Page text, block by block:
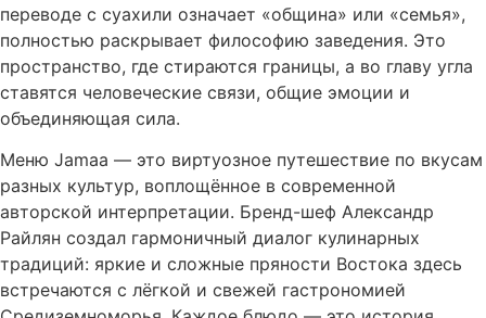
переводе с суахили означает «община» или «семья»,
полностью раскрывает философию заведения. Это
пространство, где стираются границы, а во главу угла
ставятся человеческие связи, общие эмоции и
объединяющая сила.
Меню Jamaa — это виртуозное путешествие по вкусам
разных культур, воплощённое в современной
авторской интерпретации. Бренд-шеф Александр
Райлян создал гармоничный диалог кулинарных
традиций: яркие и сложные пряности Востока здесь
встречаются с лёгкой и свежей гастрономией